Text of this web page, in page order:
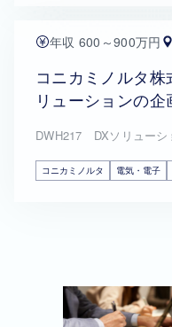
年収 600～900万円
コニカミノルタ
リューションの
DWH217 DXソリューシ
コニカミノルタ 電気・電子